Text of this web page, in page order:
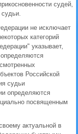
судей,
не исключает
категорий
указывает,
Российской
судьи
определяются
посвященным
актуальной в